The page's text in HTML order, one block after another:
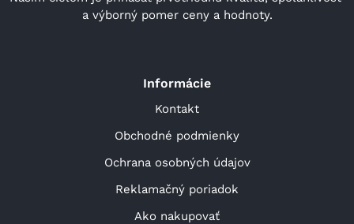
a výborný pomer ceny a hodnoty.
Informácie
Kontakt
Obchodné podmienky
Ochrana osobných údajov
Reklamačný poriadok
Ako nakupovať